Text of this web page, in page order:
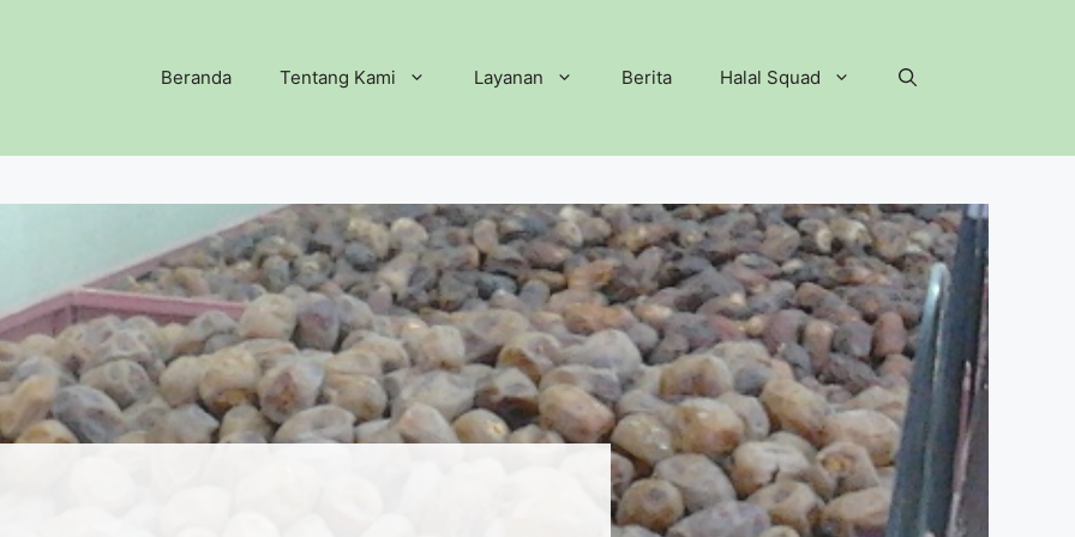
Beranda Tentang Kami Layanan Berita Halal Squad